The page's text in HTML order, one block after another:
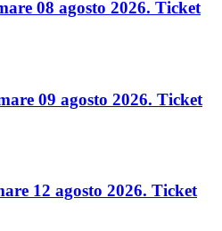
08 agosto 2026. Ticket
09 agosto 2026. Ticket
12 agosto 2026. Ticket